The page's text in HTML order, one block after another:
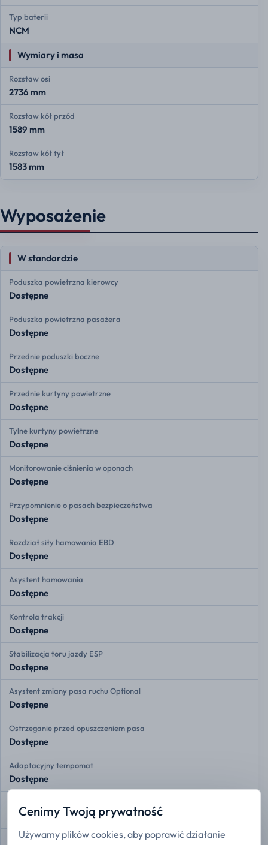
Typ baterii
NCM
Wymiary i masa
Rozstaw osi
2736 mm
Rozstaw kół przód
1589 mm
Rozstaw kół tył
1583 mm
Wyposażenie
W standardzie
Poduszka powietrzna kierowcy
Dostępne
Poduszka powietrzna pasażera
Dostępne
Przednie poduszki boczne
Dostępne
Przednie kurtyny powietrzne
Dostępne
Tylne kurtyny powietrzne
Dostępne
Monitorowanie ciśnienia w oponach
Dostępne
Przypomnienie o pasach bezpieczeństwa
Dostępne
Rozdział siły hamowania EBD
Dostępne
Asystent hamowania
Dostępne
Kontrola trakcji
Dostępne
Stabilizacja toru jazdy ESP
Dostępne
Asystent zmiany pasa ruchu Optional
Dostępne
Ostrzeganie przed opuszczeniem pasa
Dostępne
Adaptacyjny tempomat
Dostępne
Dostępne
Tylne czujniki radarowe
Cenimy Twoją prywatność
Używamy plików cookies, aby poprawić działanie